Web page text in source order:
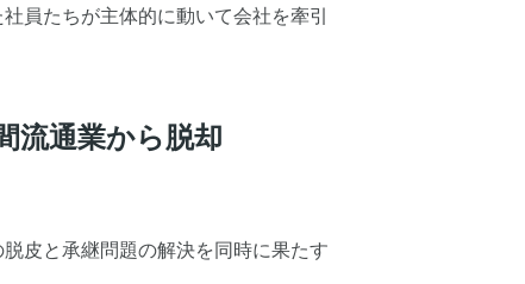
員たちが主体的に動いて会社を牽引
流通業から脱却
皮と承継問題の解決を同時に果たす